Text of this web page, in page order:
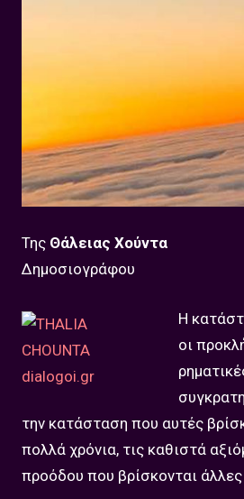
Της Θάλειας Χούντα
Δημοσιογράφου
Η
οι
την κατάσταση που αυτές
πολλά χρόνια, τις καθιστά
προόδου που βρίσκονται